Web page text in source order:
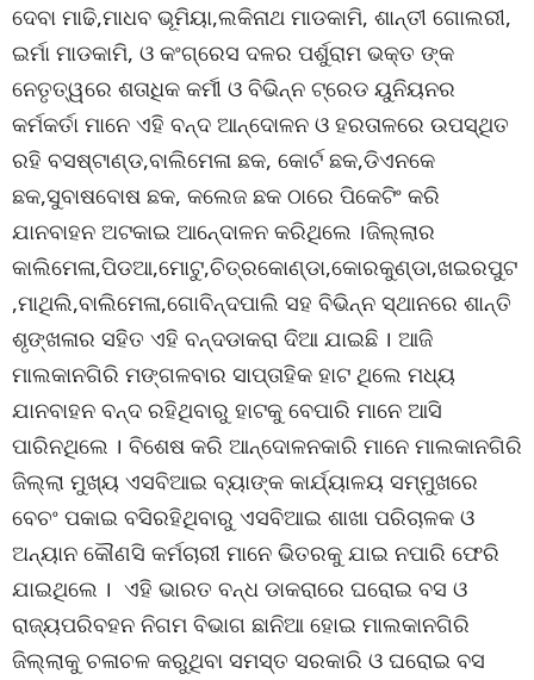
ଦେବା ମାଢି,ମାଧବ ଭୂମିୟା,ଲକିନାଥ ମାଡକାମି, ଶାନ୍ତୀ ଗୋଲରୀ,
ଇର୍ମା ମାଡକାମି, ଓ କଂଗ୍ରେସ ଦଳର ପର୍ଶୁରାମ ଭକ୍ତ ଙ୍କ
ନେତୃତ୍ୱରେ ଶତାଧିକ କର୍ମୀ ଓ ବିଭିନ୍ନ ଟ୍ରେଡ ୟୁନିୟନର
କର୍ମକର୍ତା ମାନେ ଏହି ବନ୍ଦ ଆନ୍ଦୋଳନ ଓ ହରତାଳରେ ଉପସ୍ଥିତ
ରହି ବସଷ୍ଟାଣ୍ଡ,ବାଲିମେଳା ଛକ, କୋର୍ଟ ଛକ,ଡିଏନକେ
ଛକ,ସୁବାଷବୋଷ ଛକ, କଲେଜ ଛକ ଠାରେ ପିକେଟିଂ କରି
ଯାନବାହନ ଅଟକାଇ ଆନେ୍ଦାଳନ କରିଥିଲେ ।ଜିଲ୍ଲାର
କାଲିମେଳା,ପିଡଆ,ମୋଟୁ,ଚିତ୍ରକୋଣ୍ଡା,କୋରକୁଣ୍ଡା,ଖଇରପୁଟ
,ମାଥିଲି,ବାଲିମେଳା,ଗୋବିନ୍ଦପାଲି ସହ ବିଭିନ୍ନ ସ୍ଥାନରେ ଶାନ୍ତି
ଶୃଙ୍ଖଳାର ସହିତ ଏହି ବନ୍ଦଡାକରା ଦିଆ ଯାଇଛି । ଆଜି
ମାଲକାନଗିରି ମଙ୍ଗଳବାର ସାପ୍ତାହିକ ହାଟ ଥିଲେ ମଧ୍ୟ
ଯାନବାହନ ବନ୍ଦ ରହିଥିବାରୁ ହାଟକୁ ବେପାରି ମାନେ ଆସି
ପାରିନଥିଲେ । ବିଶେଷ କରି ଆନ୍ଦୋଳନକାରି ମାନେ ମାଲକାନଗିରି
ଜିଲ୍ଲା ମୁଖ୍ୟ ଏସବିଆଇ ବ୍ୟାଙ୍କ କାର୍ଯ୍ୟାଳୟ ସମ୍ମୁଖରେ
ବେଚଂ ପକାଇ ବସିରହିଥିବାରୁ ଏସବିଆଇ ଶାଖା ପରିଚାଳକ ଓ
ଅନ୍ୟାନ କୌଣସି କର୍ମଚାରୀ ମାନେ ଭିତରକୁ ଯାଇ ନପାରି ଫେରି
ଯାଇଥିଲେ । ଏହି ଭାରତ ବନ୍ଧ ଡାକରାରେ ଘରୋଇ ବସ ଓ
ରାଜ୍ୟପରିବହନ ନିଗମ ବିଭାଗ ଛାନିଆ ହୋଇ ମାଲକାନଗିରି
ଜିଲ୍ଲାକୁ ଚଳାଚଳ କରୁଥିବା ସମସ୍ତ ସରକାରି ଓ ଘରୋଇ ବସ